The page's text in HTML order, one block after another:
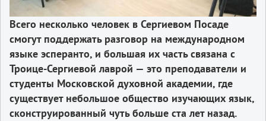
Всего несколько человек в Сергиевом Посаде
смогут поддержать разговор на международном
языке эсперанто, и большая их часть связана с
Троице-Сергиевой лаврой — это преподаватели и
студенты Московской духовной академии, где
существует небольшое общество изучающих язык,
сконструированный чуть больше ста лет назад.